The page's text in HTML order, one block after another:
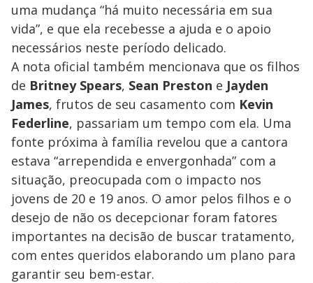
uma mudança “há muito necessária em sua
vida”, e que ela recebesse a ajuda e o apoio
necessários neste período delicado.
A nota oficial também mencionava que os filhos
de Britney Spears, Sean Preston e Jayden
James, frutos de seu casamento com Kevin
Federline, passariam um tempo com ela. Uma
fonte próxima à família revelou que a cantora
estava “arrependida e envergonhada” com a
situação, preocupada com o impacto nos
jovens de 20 e 19 anos. O amor pelos filhos e o
desejo de não os decepcionar foram fatores
importantes na decisão de buscar tratamento,
com entes queridos elaborando um plano para
garantir seu bem-estar.